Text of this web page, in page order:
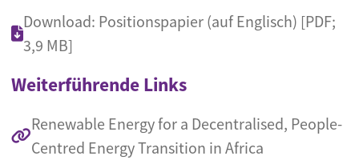
Download: Positionspapier (auf Englisch) [PDF;
3,9 MB]
Weiterführende Links
Renewable Energy for a Decentralised, People-
Centred Energy Transition in Africa